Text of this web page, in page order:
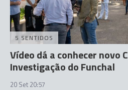
5 SENTIDOS
Vídeo dá a conhecer novo
Investigação do Funchal
20 Set 20:57